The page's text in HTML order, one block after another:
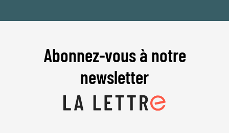
Abonnez-vous à notre
newsletter